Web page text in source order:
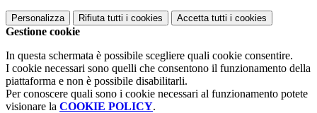
Personalizza Rifiuta tutti i cookies Accetta tutti i cookies
Gestione cookie
In questa schermata è possibile scegliere quali cookie consentire.
I cookie necessari sono quelli che consentono il funzionamento della
piattaforma e non è possibile disabilitarli.
Per conoscere quali sono i cookie necessari al funzionamento potete
visionare la COOKIE POLICY.